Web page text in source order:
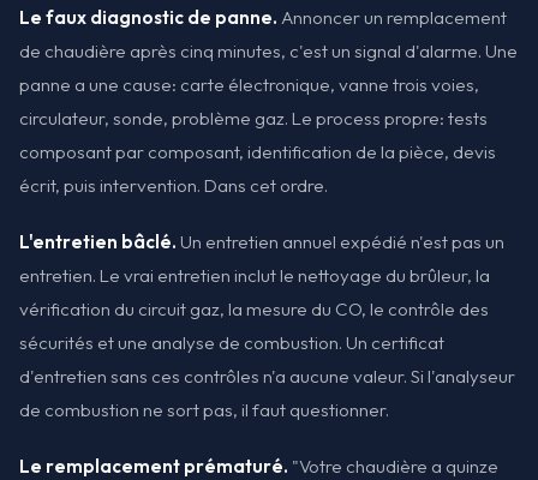
Le faux diagnostic de panne. Annoncer un remplacement
de chaudière après cinq minutes, c'est un signal d'alarme. Une
panne a une cause: carte électronique, vanne trois voies,
circulateur, sonde, problème gaz. Le process propre: tests
composant par composant, identification de la pièce, devis
écrit, puis intervention. Dans cet ordre.
L'entretien bâclé. Un entretien annuel expédié n'est pas un
entretien. Le vrai entretien inclut le nettoyage du brûleur, la
vérification du circuit gaz, la mesure du CO, le contrôle des
sécurités et une analyse de combustion. Un certificat
d'entretien sans ces contrôles n'a aucune valeur. Si l'analyseur
de combustion ne sort pas, il faut questionner.
Le remplacement prématuré. "Votre chaudière a quinze